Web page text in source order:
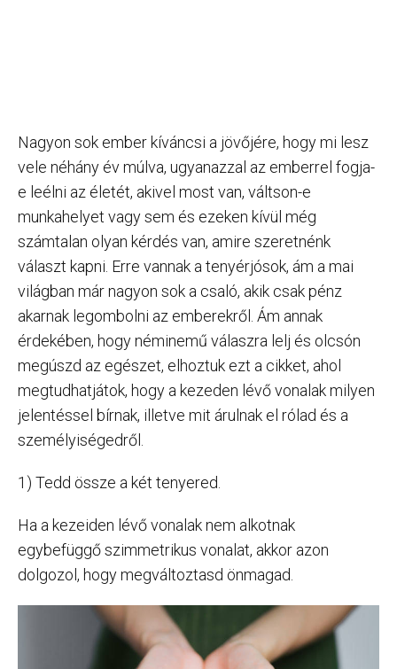
Nagyon sok ember kíváncsi a jövőjére, hogy mi lesz
vele néhány év múlva, ugyanazzal az emberrel fogja-
e leélni az életét, akivel most van, váltson-e
munkahelyet vagy sem és ezeken kívül még
számtalan olyan kérdés van, amire szeretnénk
választ kapni. Erre vannak a tenyérjósok, ám a mai
világban már nagyon sok a csaló, akik csak pénz
akarnak legombolni az emberekről. Ám annak
érdekében, hogy néminemű válaszra lelj és olcsón
megúszd az egészet, elhoztuk ezt a cikket, ahol
megtudhatjátok, hogy a kezeden lévő vonalak milyen
jelentéssel bírnak, illetve mit árulnak el rólad és a
személyiségedről.
1) Tedd össze a két tenyered.
Ha a kezeiden lévő vonalak nem alkotnak
egybefüggő szimmetrikus vonalat, akkor azon
dolgozol, hogy megváltoztasd önmagad.